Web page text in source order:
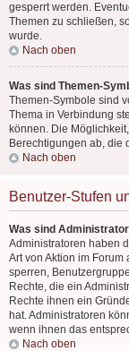
gesperrt werden.
Themen zu schließen,
wurde.
Nach oben
Was sind Themen-
Themen-Symbole sind
Thema in Verbindung
können. Die
Berechtigungen ab, die
Nach oben
Benutzer-Stufen
Was sind
Administratoren haben
Art von Aktion im
sperren,
Rechte, die ein
Rechte ihnen ein
hat. Administratoren
wenn ihnen das
Nach oben